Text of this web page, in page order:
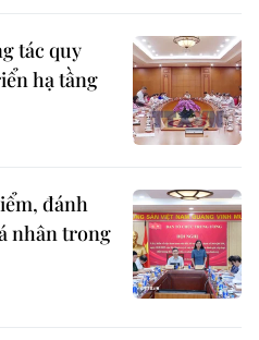
tác quy
hạ tầng
đánh
nhân trong